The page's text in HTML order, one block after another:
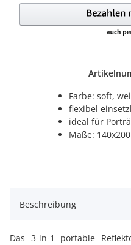
Farbe: soft,
flexibel
ideal für
Maße:
Beschreibung
Das 3-in-1 portable